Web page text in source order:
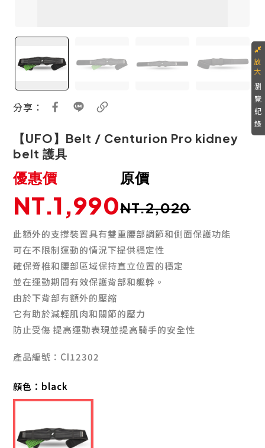
分享：
【UFO】Belt / Centurion Pro kidney
belt 護具
原價
NT.2,020
優惠價
NT.1,990
此額外的支撐裝置具有雙重腰部調節和側面保護功能
可在不限制運動的情況下提供穩定性
確保脊椎和腰部區域保持直立位置的穩定
並在運動期間有效保護背部和軀幹。
由於下背部有額外的壓縮
它有助於減輕肌肉和關節的壓力
防止受傷 提高運動表現並提高騎手的安全性
產品編號：CI12302
顏色： black
瀏
覽
紀
錄